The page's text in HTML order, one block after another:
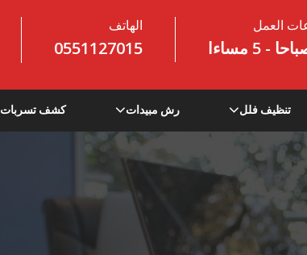
الهاتف
0551127015
العمل
تنظيف فلل رش مبيدات كشف تسربات